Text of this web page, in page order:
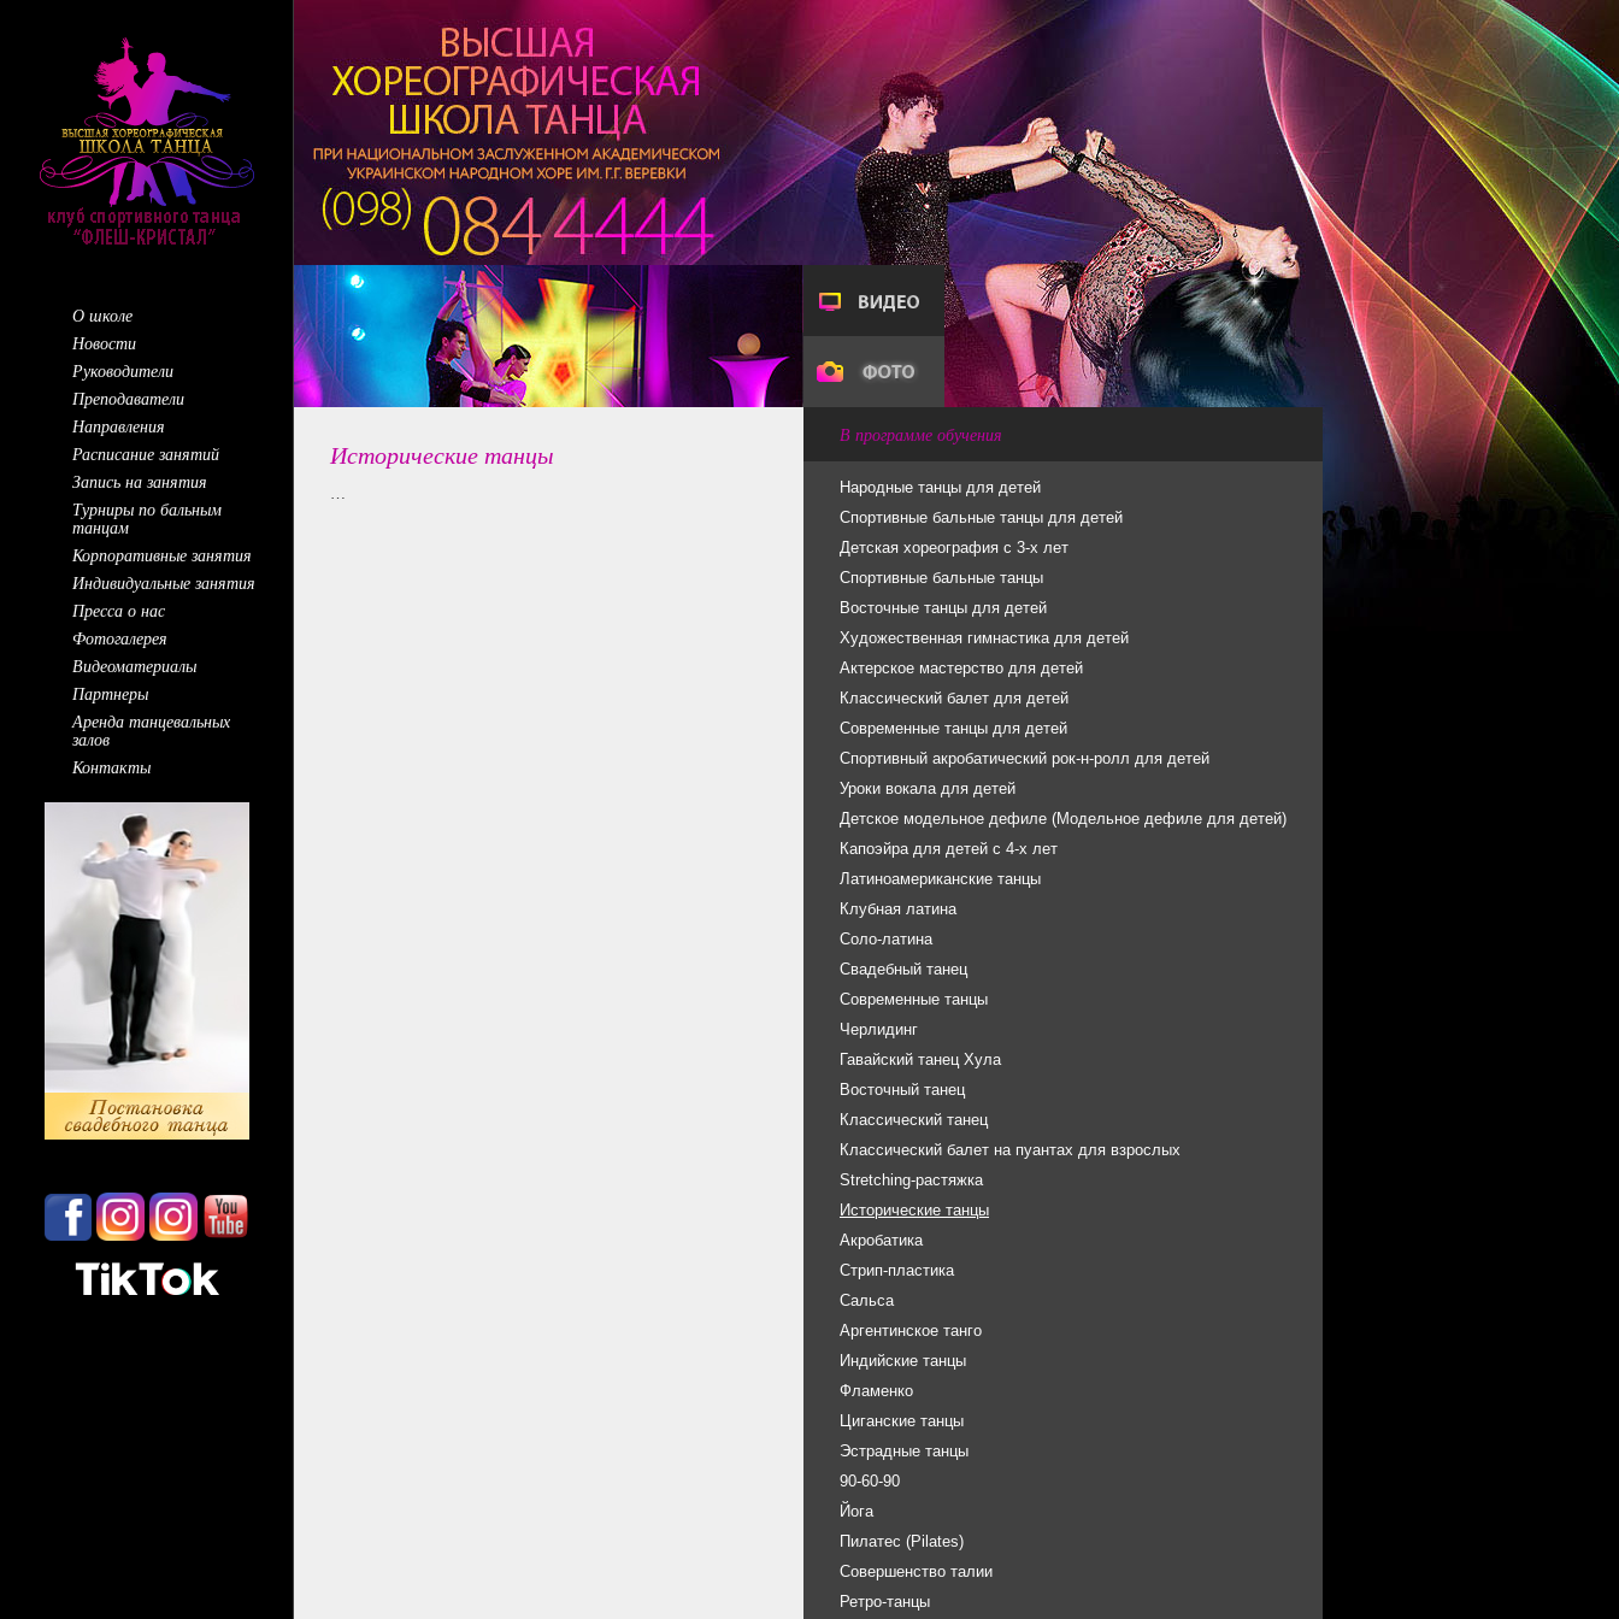
О школе
Новости
Руководители
Преподаватели
Направления
Расписание занятий
Запись на занятия
Турниры по бальным
танцам
Корпоративные занятия
Индивидуальные занятия
Пресса о нас
Фотогалерея
Видеоматериалы
Партнеры
Аренда танцевальных
залов
Контакты
Исторические танцы
…
В программе обучения
Народные танцы для детей
Спортивные бальные танцы для детей
Детская хореография с 3-х лет
Спортивные бальные танцы
Восточные танцы для детей
Художественная гимнастика для детей
Актерское мастерство для детей
Классический балет для детей
Современные танцы для детей
Спортивный акробатический рок-н-ролл для детей
Уроки вокала для детей
Детское модельное дефиле (Модельное дефиле для детей)
Капоэйра для детей с 4-х лет
Латиноамериканские танцы
Клубная латина
Соло-латина
Свадебный танец
Современные танцы
Черлидинг
Гавайский танец Хула
Восточный танец
Классический танец
Классический балет на пуантах для взрослых
Stretching-растяжка
Исторические танцы
Акробатика
Стрип-пластика
Сальса
Аргентинское танго
Индийские танцы
Фламенко
Циганские танцы
Эстрадные танцы
90-60-90
Йога
Пилатес (Pilates)
Совершенство талии
Ретро-танцы